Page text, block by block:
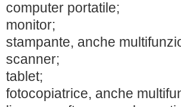
computer portatile;
monitor;
stampante, anche
scanner;
tablet;
fotocopiatrice, anche